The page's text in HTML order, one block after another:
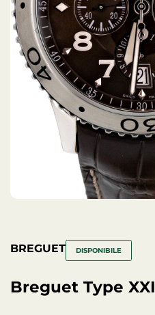
BREGUET DISPONIBILE
Breguet Type XXI